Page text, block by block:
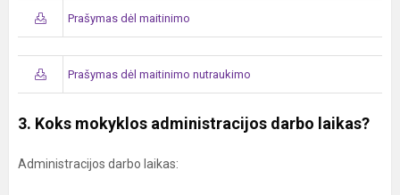
Prašymas dėl maitinimo
Prašymas dėl maitinimo nutraukimo
3. Koks mokyklos administracijos darbo laikas?
Administracijos darbo laikas: